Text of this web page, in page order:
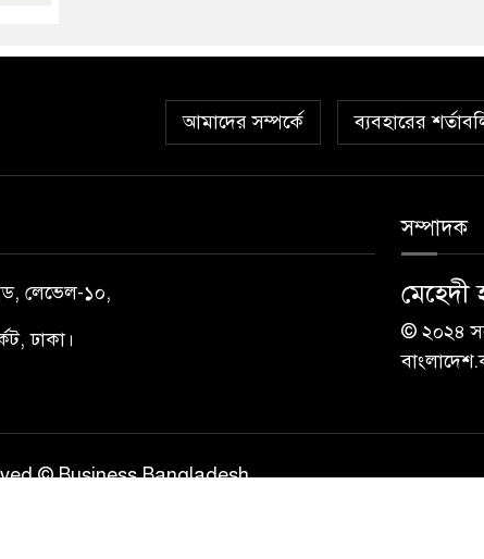
আমাদের সম্পর্কে ব্যবহারের
লেভেল-১০,
ঢাকা।
সম্পাদক
মেহেদী
© ২০২৪
© Business Bangladesh